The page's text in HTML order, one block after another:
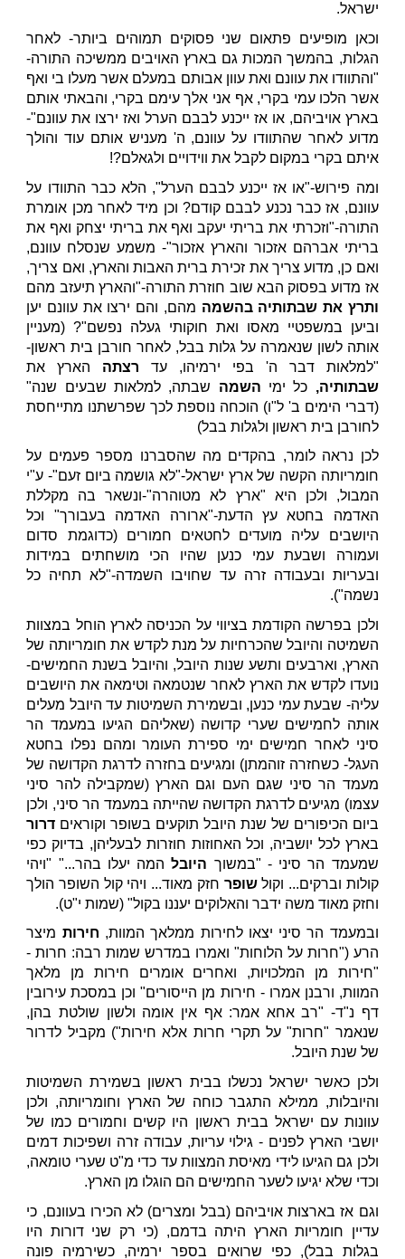
ישראל.
וכאן מופיעים פתאום שני פסוקים תמוהים ביותר- לאחר
הגלות, בהמשך המכות גם בארץ האויבים ממשיכה התורה-
"והתוודו את עוונם ואת עוון אבותם במעלם אשר מעלו בי ואף
אשר הלכו עמי בקרי, אף אני אלך עימם בקרי, והבאתי אותם
בארץ אויביהם, או אז ייכנע לבבם הערל ואז ירצו את עוונם"-
מדוע לאחר שהתוודו על עוונם, ה' מעניש אותם עוד והולך
איתם בקרי במקום לקבל את ווידויים ולגאלם?!
ומה פירוש-"או אז ייכנע לבבם הערל", הלא כבר התוודו על
עוונם, אז כבר נכנע לבבם קודם? וכן מיד לאחר מכן אומרת
התורה-"וזכרתי את בריתי יעקב ואף את בריתי יצחק ואף את
בריתי אברהם אזכור והארץ אזכור"- משמע שנסלח עוונם,
ואם כן, מדוע צריך את זכירת ברית האבות והארץ, ואם צריך,
אז מדוע בפסוק הבא שוב חוזרת התורה-"והארץ תיעזב מהם
ותרץ את שבתותיה בהשמה מהם, והם ירצו את עוונם יען
וביען במשפטיי מאסו ואת חוקותי געלה נפשם"? (מעניין
אותה לשון שנאמרה על גלות בבל, לאחר חורבן בית ראשון-
"למלאות דבר ה' בפי ירמיהו, עד רצתה הארץ את
שבתותיה, כל ימי השמה שבתה, למלאות שבעים שנה"
(דברי הימים ב' ל"ו) הוכחה נוספת לכך שפרשתנו מתייחסת
לחורבן בית ראשון ולגלות בבל)
לכן נראה לומר, בהקדים מה שהסברנו מספר פעמים על
חומריותה הקשה של ארץ ישראל-"לא גושמה ביום זעם"- ע"י
המבול, ולכן היא "ארץ לא מטוהרה"-ונשאר בה מקללת
האדמה בחטא עץ הדעת-"ארורה האדמה בעבורך" וכל
היושבים עליה מועדים לחטאים חמורים (כדוגמת סדום
ועמורה ושבעת עמי כנען שהיו הכי מושחתים במידות
ובעריות ובעבודה זרה עד שחויבו השמדה-"לא תחיה כל
נשמה").
ולכן בפרשה הקודמת בציווי על הכניסה לארץ הוחל במצוות
השמיטה והיובל שהכרחיות על מנת לקדש את חומריותה של
הארץ, וארבעים ותשע שנות היובל, והיובל בשנת החמישים-
נועדו לקדש את הארץ לאחר שנטמאה וטימאה את היושבים
עליה- שבעת עמי כנען, ובשמירת השמיטות עד היובל מעלים
אותה לחמישים שערי קדושה (שאליהם הגיעו במעמד הר
סיני לאחר חמישים ימי ספירת העומר ומהם נפלו בחטא
העגל- כשחזרה זוהמתן) ומגיעים בחזרה לדרגת הקדושה של
מעמד הר סיני שגם העם וגם הארץ (שמקבילה להר סיני
עצמו) מגיעים לדרגת הקדושה שהייתה במעמד הר סיני, ולכן
ביום הכיפורים של שנת היובל תוקעים בשופר וקוראים דרור
בארץ לכל יושביה, וכל האחוזות חוזרות לבעליהן, בדיוק כפי
שמעמד הר סיני - "במשוך היובל המה יעלו בהר..." "ויהי
קולות וברקים... וקולשופר חזק מאוד... ויהי קול השופר הולך
וחזק מאוד משה ידבר והאלוקים יעננו בקול" (שמות י"ט).
ובמעמד הר סיני יצאו לחירות ממלאך המוות, חירות מיצר
הרע ("חרות על הלוחות" ואמרו במדרש שמות רבה: חרות -
"חירות מן המלכויות, ואחרים אומרים חירות מן מלאך
המוות, ורבנן אמרו - חירות מן הייסורים" וכן במסכת עירובין
דף נ"ד- "רב אחא אמר: אף אין אומה ולשון שולטת בהן,
שנאמר "חרות" על תקרי חרות אלא חירות") מקביל לדרור
של שנת היובל.
ולכן כאשר ישראל נכשלו בבית ראשון בשמירת השמיטות
והיובלות, ממילא התגבר כוחה של הארץ וחומריותה, ולכן
עוונות עם ישראל בבית ראשון היו קשים וחמורים כמו של
יושבי הארץ לפנים - גילוי עריות, עבודה זרה ושפיכות דמים
ולכן גם הגיעו לידי מאיסת המצוות עד כדי מ"ט שערי טומאה,
וכדי שלא יגיעו לשער החמישים הם הוגלו מן הארץ.
וגם אז בארצות אויביהם (בבל ומצרים) לא הכירו בעוונם, כי
עדיין חומריות הארץ היתה בדמם, (כי רק שני דורות היו
בגלות בבל), כפי שרואים בספר ירמיה, כשירמיה פונה